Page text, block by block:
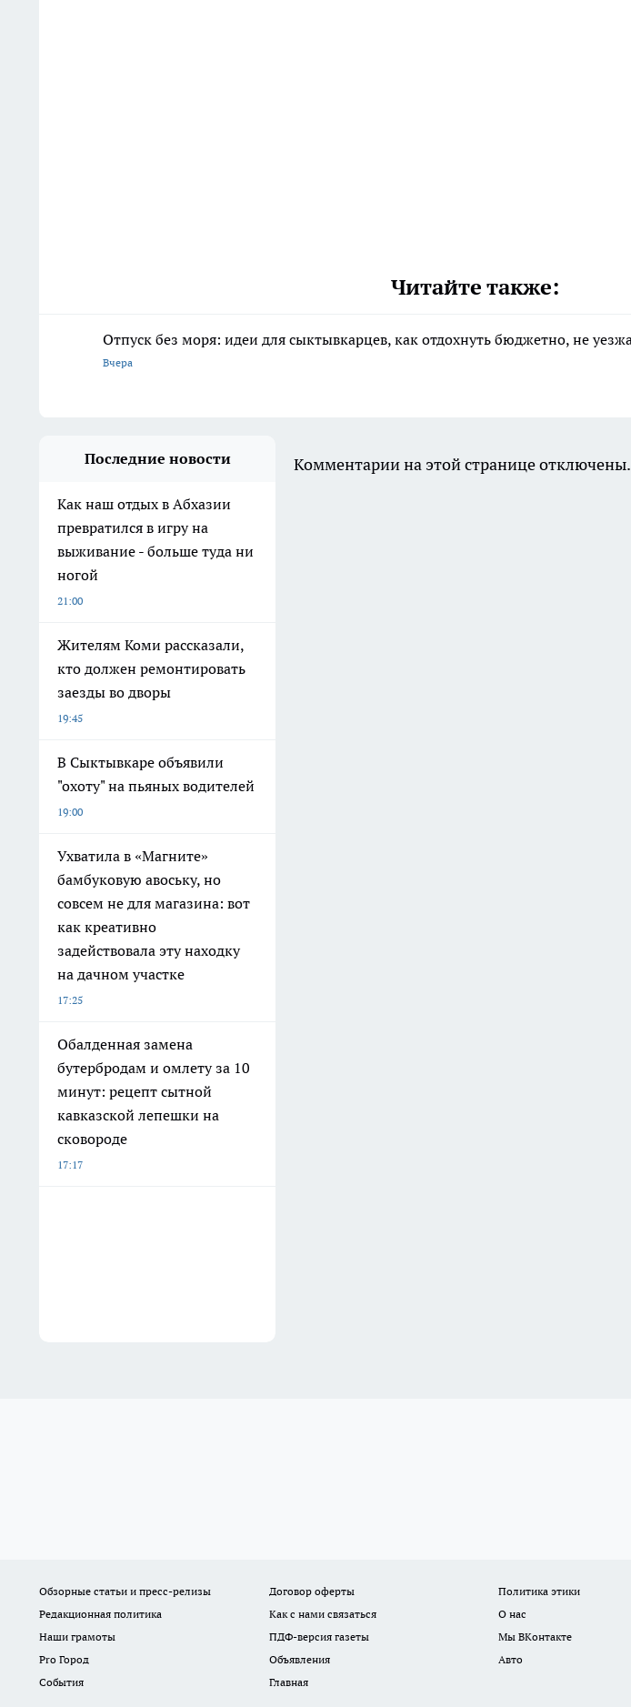
Читайте также:
Отпуск без моря: идеи для сыктывкарцев, как отдохнуть бюджетно, не
Вчера
Последние новости
Как наш отдых в Абхазии
превратился в игру на
выживание - больше туда ни
ногой
21:00
Жителям Коми рассказали,
кто должен ремонтировать
заезды во дворы
19:45
В Сыктывкаре объявили
"охоту" на пьяных водителей
19:00
Ухватила в «Магните»
бамбуковую авоську, но
совсем не для магазина: вот
как креативно
задействовала эту находку
на дачном участке
17:25
Обалденная замена
бутербродам и омлету за 10
минут: рецепт сытной
кавказской лепешки на
сковороде
17:17
Комментарии на этой странице отключены.
Обзорные статьи и пресс-релизы Договор оферты
Политика этики
Редакционная политика
Как с нами связаться
О нас
Наши грамоты
ПДФ-версия газеты
Мы ВКонтакте
Pro Город
Объявления
Авто
События
Главная